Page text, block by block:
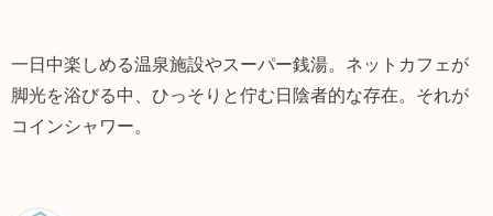
一日中楽しめる温泉施設やスーパー銭湯。ネットカフェが
脚光を浴びる中、ひっそりと佇む日陰者的な存在。それが
コインシャワー。